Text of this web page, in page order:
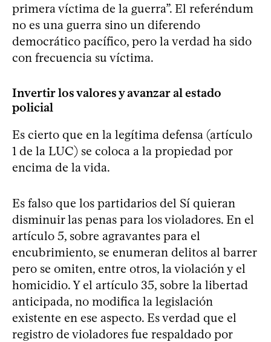
primera víctima de la guerra”. El referéndum
no es una guerra sino un diferendo
democrático pacífico, pero la verdad ha sido
con frecuencia su víctima.
Invertir los valores y avanzar al estado
policial
Es cierto que en la legítima defensa (artículo
1 de la LUC) se coloca a la propiedad por
encima de la vida.
Es falso que los partidarios del Sí quieran
disminuir las penas para los violadores. En el
artículo 5, sobre agravantes para el
encubrimiento, se enumeran delitos al barrer
pero se omiten, entre otros, la violación y el
homicidio. Y el artículo 35, sobre la libertad
anticipada, no modifica la legislación
existente en ese aspecto. Es verdad que el
registro de violadores fue respaldado por